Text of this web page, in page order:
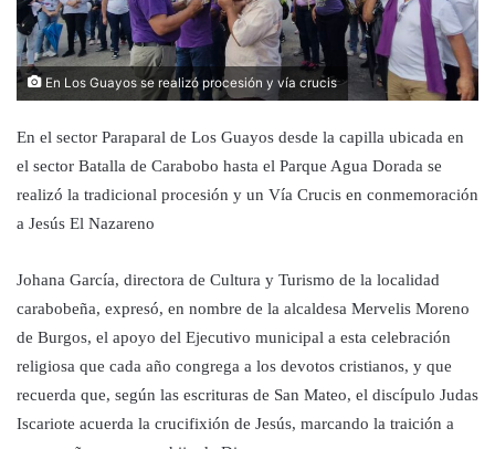
En Los Guayos se realizó procesión y vía crucis
En el sector Paraparal de Los Guayos desde la capilla ubicada en
el sector Batalla de Carabobo hasta el Parque Agua Dorada se
realizó la tradicional procesión y un Vía Crucis en conmemoración
a Jesús El Nazareno
Johana García, directora de Cultura y Turismo de la localidad
carabobeña, expresó, en nombre de la alcaldesa Mervelis Moreno
de Burgos, el apoyo del Ejecutivo municipal a esta celebración
religiosa que cada año congrega a los devotos cristianos, y que
recuerda que, según las escrituras de San Mateo, el discípulo Judas
Iscariote acuerda la crucifixión de Jesús, marcando la traición a